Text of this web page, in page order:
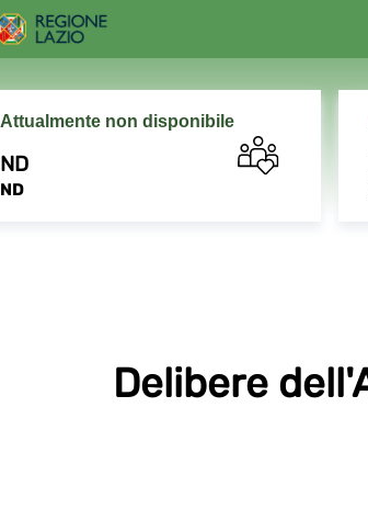
Attualmente non disponibile
ND
ND
Delibere